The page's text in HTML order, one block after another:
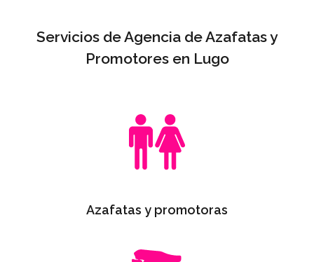
Servicios de Agencia de Azafatas y
Promotores en Lugo
Azafatas y promotoras